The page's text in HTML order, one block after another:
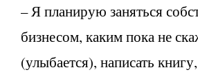
– Я планирую заняться
бизнесом, каким пока не
(улыбается), написать